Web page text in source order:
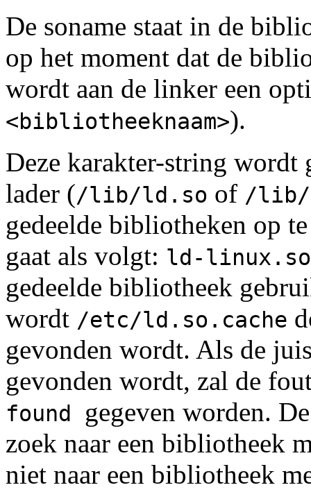
De soname staat in de
op het moment dat de
wordt aan de linker een
<bibliotheeknaam>).
Deze karakter-string wordt
lader (/lib/ld.so of /lib/
gedeelde bibliotheken op
gaat als volgt: ld-linux.so
gedeelde bibliotheek
wordt /etc/ld.so.cache
gevonden wordt. Als de
gevonden wordt, zal de
found gegeven worden.
zoek naar een bibliotheek
niet naar een bibliotheek